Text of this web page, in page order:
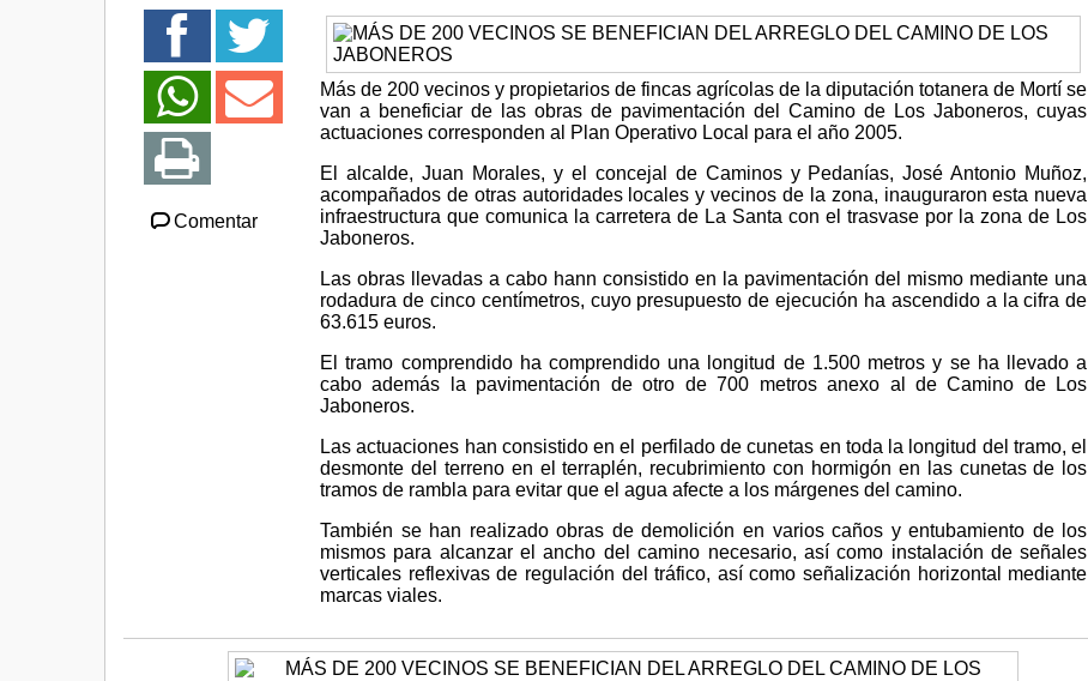
Comentar
Más de 200 vecinos y propietarios de fincas agrícolas de la diputación totanera de Mortí se
van a beneficiar de las obras de pavimentación del Camino de Los Jaboneros, cuyas
actuaciones corresponden al Plan Operativo Local para el año 2005.
El alcalde, Juan Morales, y el concejal de Caminos y Pedanías, José Antonio Muñoz,
acompañados de otras autoridades locales y vecinos de la zona, inauguraron esta nueva
infraestructura que comunica la carretera de La Santa con el trasvase por la zona de Los
Jaboneros.
Las obras llevadas a cabo hann consistido en la pavimentación del mismo mediante una
rodadura de cinco centímetros, cuyo presupuesto de ejecución ha ascendido a la cifra de
63.615 euros.
El tramo comprendido ha comprendido una longitud de 1.500 metros y se ha llevado a
cabo además la pavimentación de otro de 700 metros anexo al de Camino de Los
Jaboneros.
Las actuaciones han consistido en el perfilado de cunetas en toda la longitud del tramo, el
desmonte del terreno en el terraplén, recubrimiento con hormigón en las cunetas de los
tramos de rambla para evitar que el agua afecte a los márgenes del camino.
También se han realizado obras de demolición en varios caños y entubamiento de los
mismos para alcanzar el ancho del camino necesario, así como instalación de señales
verticales reflexivas de regulación del tráfico, así como señalización horizontal mediante
marcas viales.